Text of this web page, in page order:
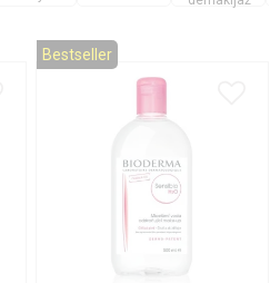
Bestseller